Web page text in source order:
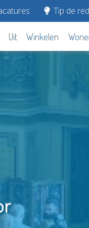
Tip de
Uit Winkelen